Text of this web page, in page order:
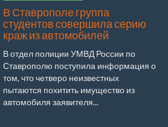
В Ставрополе группа
студентов совершила серию
краж из автомобилей
В отдел полиции УМВД России по
Ставрополю поступила информация о
том, что четверо неизвестных
пытаются похитить имущество из
автомобиля заявителя...